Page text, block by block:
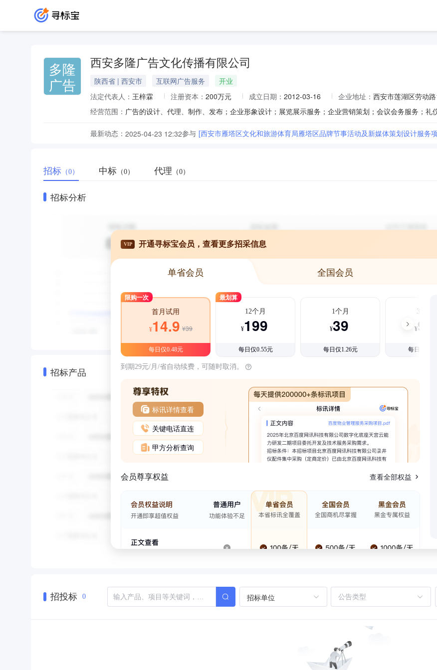
多隆
广告
西安多隆广告文化传播有限公司
陕西省 | 西安市 互联网广告服务
开业
法定代表人： 王梓霖 注册资本： 200万元 成立日期： 2012-03-16 企业地址： 西安市莲湖区劳动
经营范围：
最新动态： 2025-04-23 12:32参与 [西安市雁塔区文化和旅游体育局雁塔区品牌节事活动及新媒体策划设计服务
招标 （0） 中标 （0） 代理 （0）
招标分析
招标产品
VIP 开通寻标宝会员，查看更多招采信息
单省会员 全国会员
限购一次
首月试用
¥14.9 ¥39
每日仅0.48元
最划算
12个月
¥199
每日仅0.55元
1个月
¥39
每日仅1.26元
3个月
¥99
每日仅1.08
到期29元/月/省自动续费，可随时取消。
标讯详情查看
关键电话直连
甲方分析查询
会员尊享权益 查看全部权益
招投标 0 招标单位